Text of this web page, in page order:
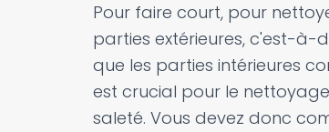
Pour faire court, pour
parties extérieures, c'est-à-
que les parties intérieures
est crucial pour le
saleté. Vous devez donc